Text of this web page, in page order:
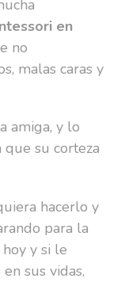
en
no
malas caras y
amiga, y lo
su corteza
hacerlo y
para la
y si le
sus vidas,